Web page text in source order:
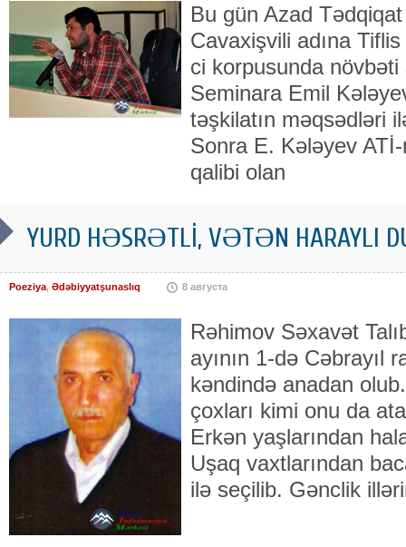
Bu gün Azad
Cavaxişvili adına
ci korpusunda növbəti
Seminara Emil
təşkilatın məqsədləri
Sonra E. Kələyev ATİ-
qalibi olan
YURD HƏSRƏTLİ, VƏTƏN HARAYLI
Poeziya, Ədəbiyyatşunaslıq 8 августа
Rəhimov Səxavət
ayının 1-də Cəbrayıl
kəndində anadan
çoxları kimi onu da
Erkən yaşlarından
Uşaq vaxtlarından
ilə seçilib. Gənclik